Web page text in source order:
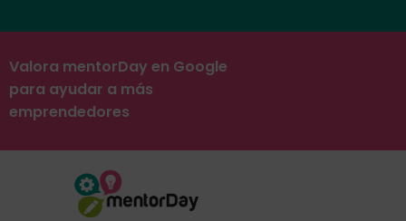
Valora mentorDay en Google
para ayudar a más
emprendedores